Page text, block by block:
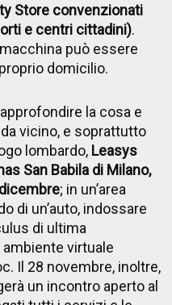
Store convenzionati
e centri cittadini).
può essere
domicilio.
la cosa e
vicino, e soprattutto
lombardo, Leasys
San Babila di Milano,
; in un’area
di un’auto, indossare
di ultima
virtuale
Il 28 novembre, inoltre,
un incontro aperto al